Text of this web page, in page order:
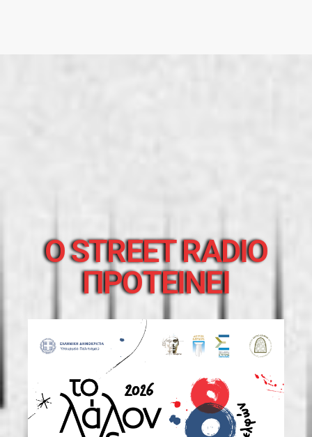
O STREET RADIO
ΠΡΟΤΕΙΝΕΙ